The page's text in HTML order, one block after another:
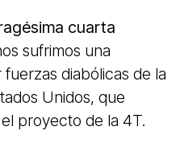
cuarta
sufrimos una
diabólicas de la
Unidos, que
proyecto de la 4T.